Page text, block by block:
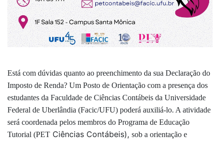
Está com dúvidas quanto ao preenchimento da sua Declaração do
Imposto de Renda? Um Posto de Orientação com a presença dos
estudantes da Faculdade de Ciências Contábeis da Universidade
Federal de Uberlândia (Facic/UFU) poderá auxiliá-lo. A atividade
será coordenada pelos membros do Programa de Educação
Tutorial (PET Ciências Contábeis), sob a orientação e